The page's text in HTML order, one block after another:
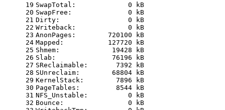
19
20
21
22
23
24
25
26
27
28
29
30
31
32
SwapTotal:
0
kB
SwapFree:
0
kB
Dirty:
0
kB
Writeback:
0
kB
AnonPages:
720100
kB
Mapped:
127720
kB
Shmem:
19428
kB
Slab:
76196
kB
SReclaimable:
7392
kB
SUnreclaim:
68804
kB
KernelStack:
7896
kB
PageTables:
8544
kB
NFS_Unstable:
0
kB
Bounce:
0
kB